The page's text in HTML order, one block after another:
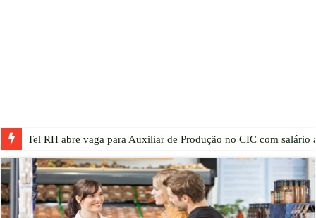
Tel RH abre vaga para Auxiliar de Produção no CIC com salário